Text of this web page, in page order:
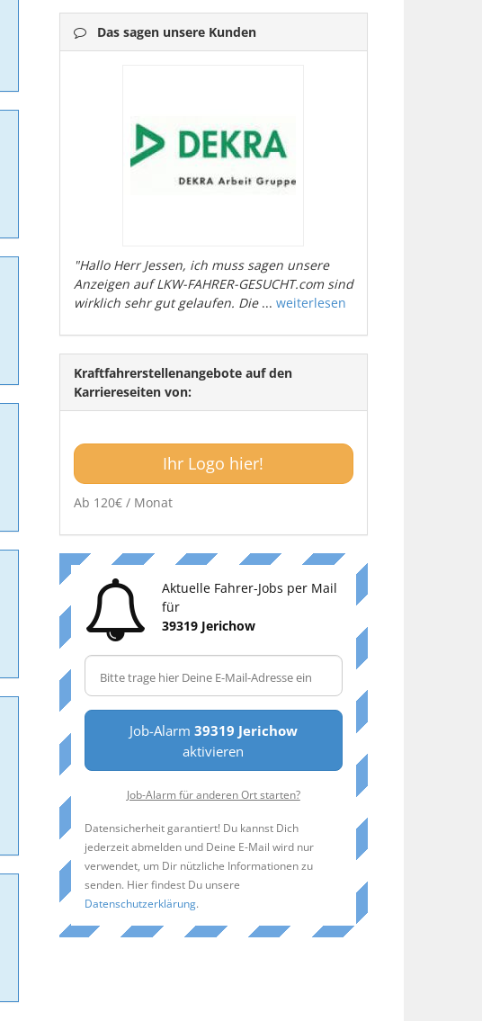
Das sagen unsere Kunden
"Hallo Herr Jessen, ich muss sagen unsere
Anzeigen auf LKW-FAHRER-GESUCHT.com sind
wirklich sehr gut gelaufen. Die... weiterlesen
Kraftfahrerstellenangebote auf den
Karriereseiten von:
Ihr Logo hier!
Ab 120€ / Monat
Aktuelle Fahrer-Jobs per Mail
für
39319 Jerichow
Job-Alarm 39319 Jerichow
aktivieren
Job-Alarm für anderen Ort starten?
Datensicherheit garantiert! Du kannst Dich
jederzeit abmelden und Deine E-Mail wird nur
verwendet, um Dir nützliche Informationen zu
senden. Hier findest Du unsere
Datenschutzerklärung.